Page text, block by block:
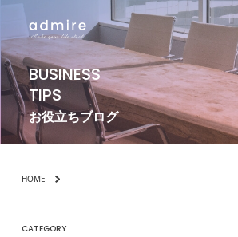
BUSINESS
TIPS
お役立ちブログ
HOME
CATEGORY